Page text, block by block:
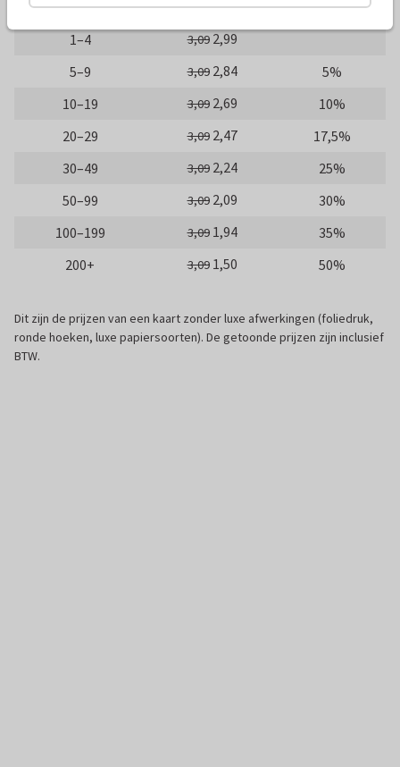
Proefdruk 0,49Gratis
1–4
3,09 2,99
5–9
3,09 2,84
5%
10–19
3,09 2,69
10%
20–29
3,09 2,47
17,5%
30–49
3,09 2,24
25%
50–99
3,09 2,09
30%
100–199
3,09 1,94
35%
200+
3,09 1,50 50%
Dit zijn de prijzen van een kaart zonder luxe afwerkingen (foliedruk,
ronde hoeken, luxe papiersoorten). De getoonde prijzen zijn inclusief
BTW.